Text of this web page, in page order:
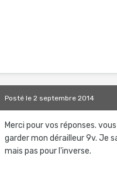
Postéle 2 septembre 2014
Merci pour vos réponses.
garder mon dérailleur 9v. Je
mais pas pour l'inverse.